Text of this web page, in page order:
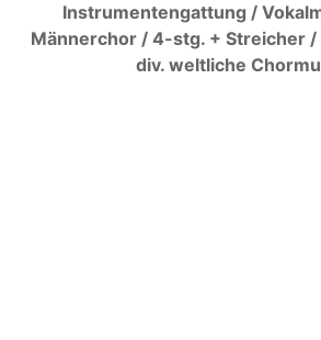
Instrumentengattung /
Männerchor / 4-stg. + Streicher
div. weltliche